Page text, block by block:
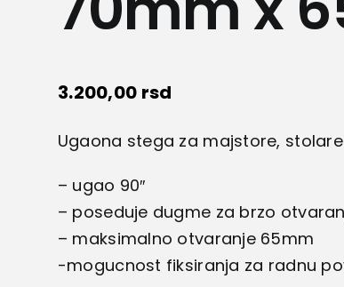
3.200,00 rsd
Ugaona stega za majstore,
– ugao 90″
– poseduje dugme za brzo
– maksimalno otvaranje 65mm
-mogucnost fiksiranja za radnu